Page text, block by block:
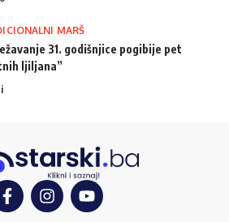
MARŠ
31. godišnjice pogibije pet
ljiljana”